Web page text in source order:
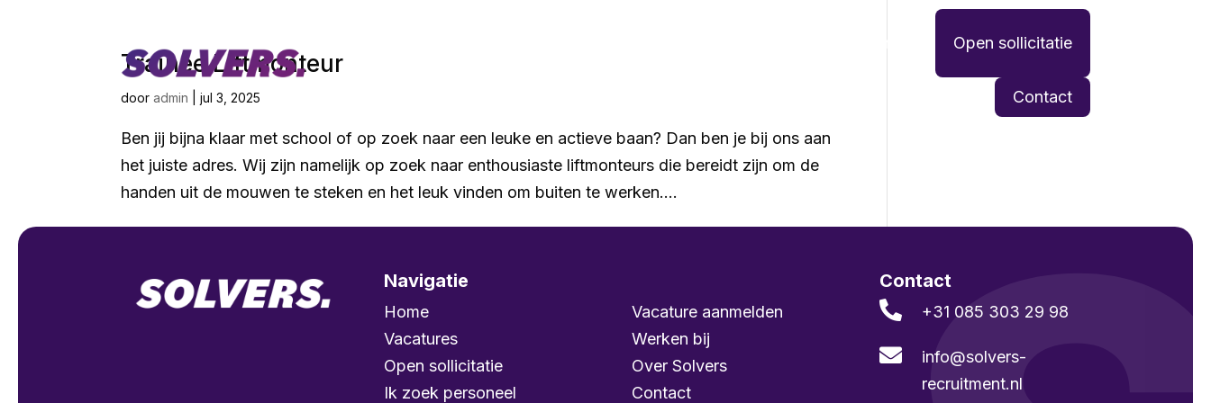
Werken bij Open sollicitatie
Contact
Trainee Liftmonteur
dooradmin |jul 3, 2025
Ben jij bijna klaar met school of op zoek naar een leuke en actieve baan? Dan ben je bij ons aan
het juiste adres. Wij zijn namelijk op zoek naar enthousiaste liftmonteurs die bereidt zijn om de
handen uit de mouwen te steken en het leuk vinden om buiten te werken....
Navigatie
Home
Vacatures
Open sollicitatie
Ik zoek personeel
Vacature aanmelden
Werken bij
Over Solvers
Contact
Contact
 +31 085 303 29 98

info@solvers­
recruitment.nl